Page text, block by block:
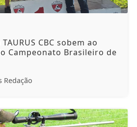
CBC sobem ao
Campeonato Brasileiro de
Redação